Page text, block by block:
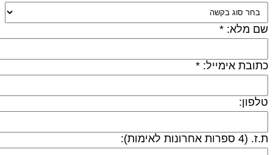
מלא: *
אימייל: *
ספרות אחרונות לאימות):